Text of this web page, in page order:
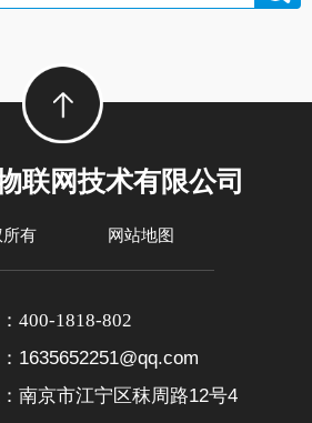
联网技术有限公司
权所有 网站地图
400-1818-802
1635652251@qq.com
南京市江宁区秣周路12号4